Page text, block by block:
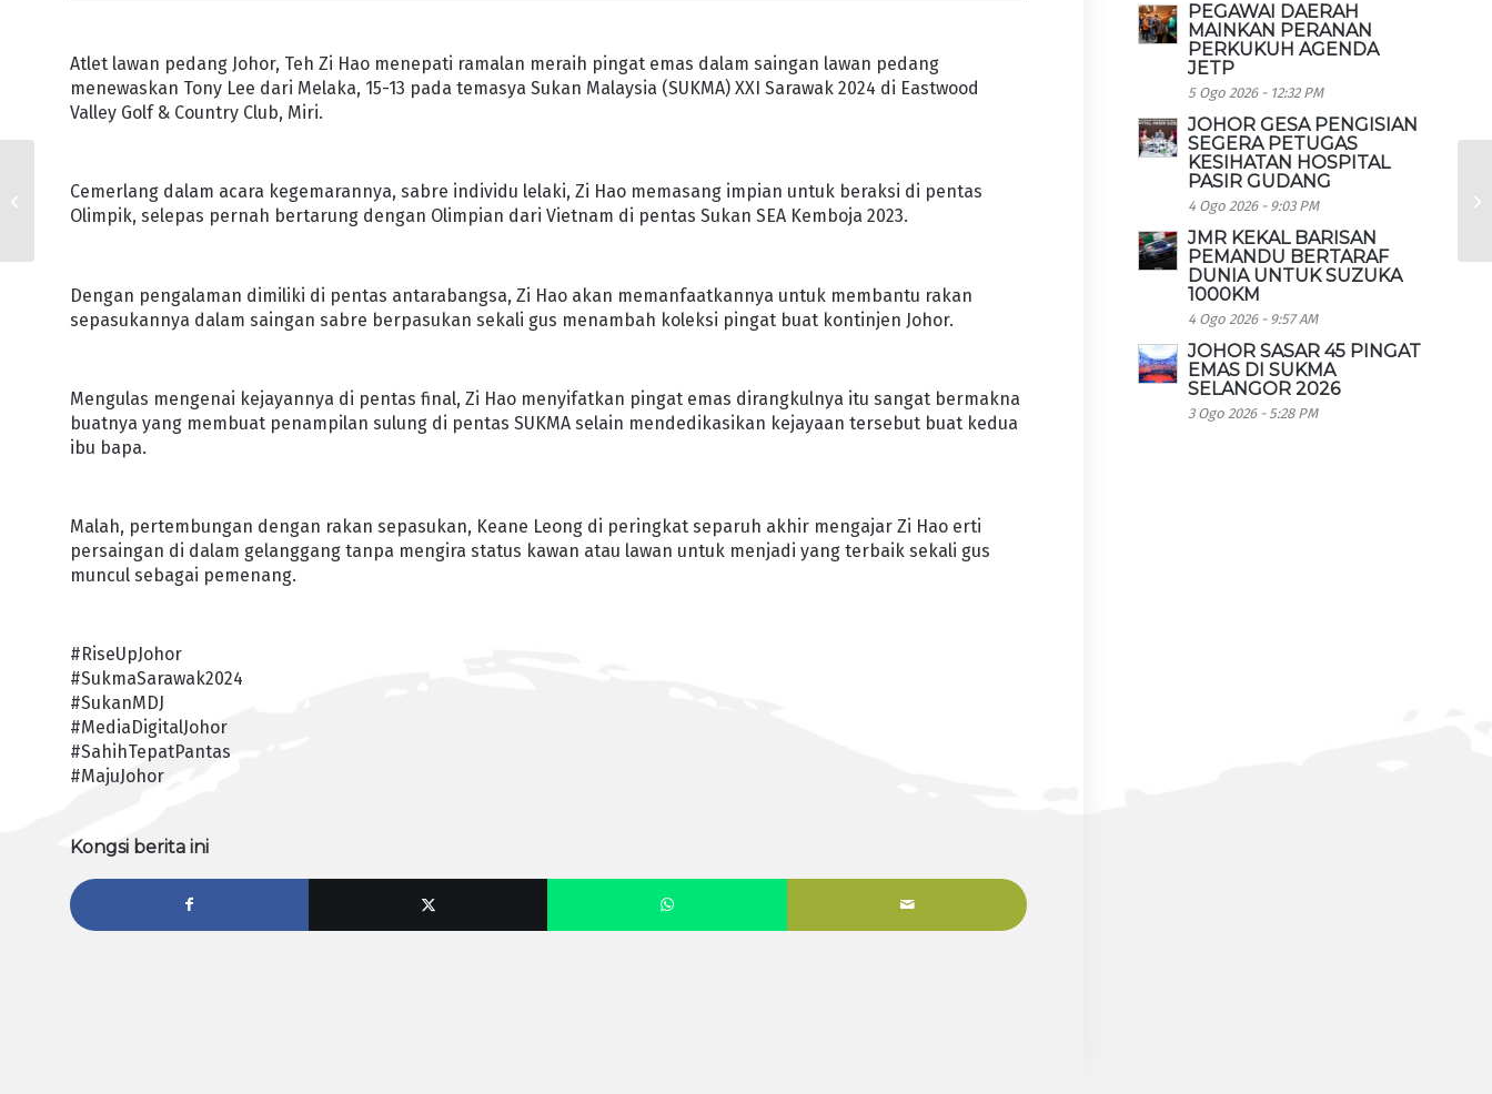
Atlet lawan pedang Johor, Teh Zi Hao menepati ramalan meraih pingat emas dalam saingan lawan pedang
menewaskan Tony Lee dari Melaka, 15-13 pada temasya Sukan Malaysia (SUKMA) XXI Sarawak 2024 di Eastwood
Valley Golf & Country Club, Miri.
Cemerlang dalam acara kegemarannya, sabre individu lelaki, Zi Hao memasang impian untuk beraksi di pentas
Olimpik, selepas pernah bertarung dengan Olimpian dari Vietnam di pentas Sukan SEA Kemboja 2023.
Dengan pengalaman dimiliki di pentas antarabangsa, Zi Hao akan memanfaatkannya untuk membantu rakan
sepasukannya dalam saingan sabre berpasukan sekali gus menambah koleksi pingat buat kontinjen Johor.
Mengulas mengenai kejayannya di pentas final, Zi Hao menyifatkan pingat emas dirangkulnya itu sangat bermakna
buatnya yang membuat penampilan sulung di pentas SUKMA selain mendedikasikan kejayaan tersebut buat kedua
ibu bapa.
Malah, pertembungan dengan rakan sepasukan, Keane Leong di peringkat separuh akhir mengajar Zi Hao erti
persaingan di dalam gelanggang tanpa mengira status kawan atau lawan untuk menjadi yang terbaik sekali gus
muncul sebagai pemenang.
#RiseUpJohor
#SukmaSarawak2024
#SukanMDJ
#MediaDigitalJohor
#SahihTepatPantas
#MajuJohor
Kongsi berita ini
PEGAWAI DAERAH
MAINKAN PERANAN
PERKUKUH AGENDA
JETP
5 Ogo 2026 - 12:32 PM
JOHOR GESA PENGISIAN
SEGERA PETUGAS
KESIHATAN HOSPITAL
PASIR GUDANG
4 Ogo 2026 - 9:03 PM
JMR KEKAL BARISAN
PEMANDU BERTARAF
DUNIA UNTUK SUZUKA
1000KM
4 Ogo 2026 - 9:57 AM
JOHOR SASAR 45 PINGAT
EMAS DI SUKMA
SELANGOR 2026
3 Ogo 2026 - 5:28 PM
PERKUKUH PERANAN
BELIA